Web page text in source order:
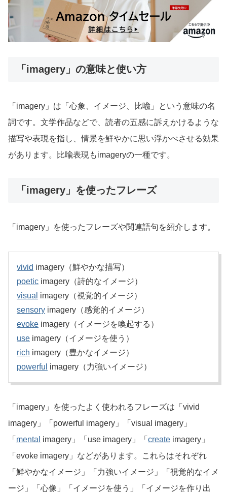
「imagery」の意味と使い方
「imagery」は「心象、イメージ、比喩」という意味の名
詞です。文学作品などで、読者の五感に訴えかけるような
描写や表現を指し、情景を鮮やかに思い浮かべさせる効果
があります。比喩表現もimageryの一種です。
「imagery」を使ったフレーズ
「imagery」を使ったフレーズや関連語句を紹介します。
vivid imagery（鮮やかな描写）
poetic imagery（詩的なイメージ）
visual imagery（視覚的イメージ）
sensory imagery（感覚的イメージ）
evoke imagery（イメージを喚起する）
use imagery（イメージを使う）
rich imagery（豊かなイメージ）
powerful imagery（力強いイメージ）
「imagery」を使ったよく使われるフレーズは「vivid
imagery」「powerful imagery」「visual imagery」
「 mental imagery」「use imagery」「 create imagery」
「evoke imagery」などがあります。これらはそれぞれ
「鮮やかなイメージ」「力強いイメージ」「視覚的なイメ
ージ」「心像」「イメージを使う」「イメージを作り出